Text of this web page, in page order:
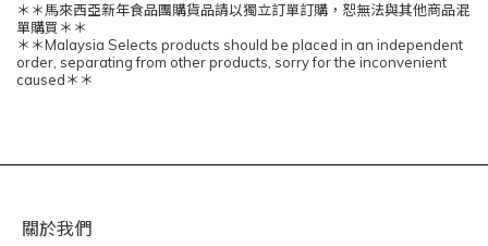
＊＊馬來西亞新年食品團購貨品請以獨立訂單訂購，恕無法與其他商品混
單購買＊＊
＊＊Malaysia Selects products should be placed in an independent
order, separating from other products, sorry for the inconvenient
caused＊＊
關於我們